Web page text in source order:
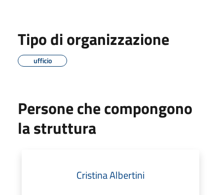
Tipo di organizzazione
ufficio
Persone che compongono
la struttura
Cristina Albertini